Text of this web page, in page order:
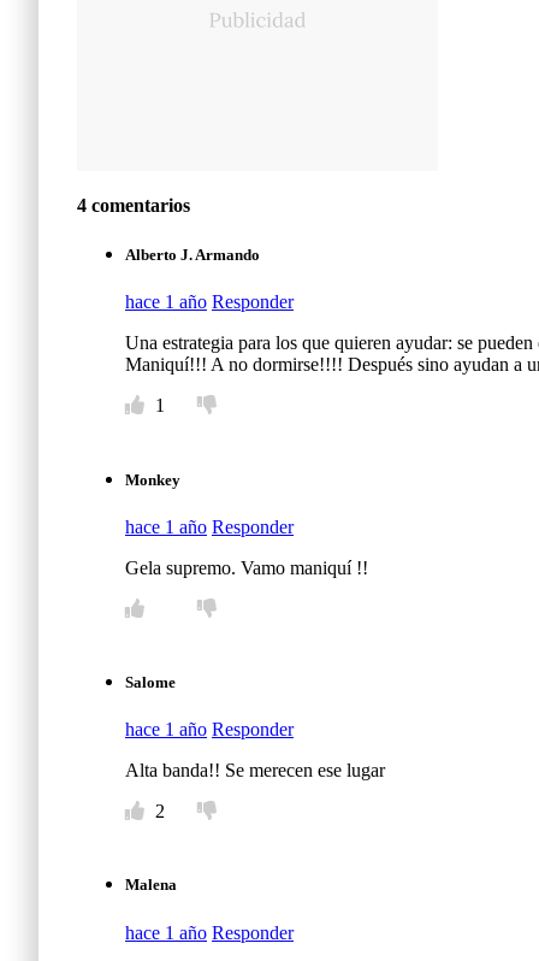
4 comentarios
Alberto J. Armando
hace 1 año Responder
Una estrategia para los que quieren ayudar: se
Maniquí!!! A no dormirse!!!! Después sino ayudan a
1
Monkey
hace 1 año Responder
Gela supremo. Vamo maniquí !!
Salome
hace 1 año Responder
Alta banda!! Se merecen ese lugar
2
Malena
hace 1 año Responder